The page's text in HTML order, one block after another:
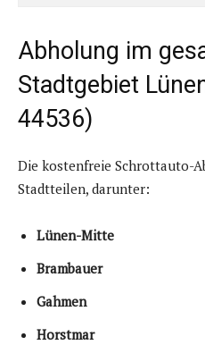
Abholung im
Stadtgebiet
44536)
Die kostenfreie Schrottauto-
Stadtteilen, darunter:
Lünen-Mitte
Brambauer
Gahmen
Horstmar